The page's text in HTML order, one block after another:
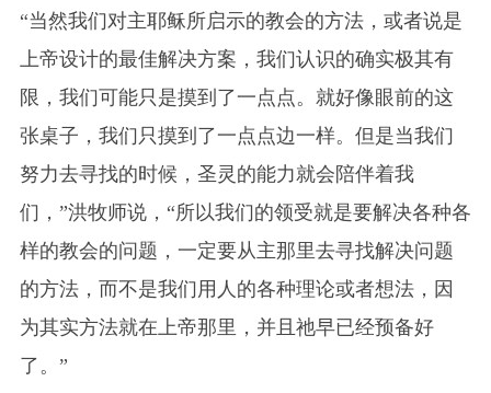
“当然我们对主耶稣所启示的教会的方法，或者说是
上帝设计的最佳解决方案，我们认识的确实极其有
限，我们可能只是摸到了一点点。就好像眼前的这
张桌子，我们只摸到了一点点边一样。但是当我们
努力去寻找的时候，圣灵的能力就会陪伴着我
们，”洪牧师说，“所以我们的领受就是要解决各种各
样的教会的问题，一定要从主那里去寻找解决问题
的方法，而不是我们用人的各种理论或者想法，因
为其实方法就在上帝那里，并且祂早已经预备好
了。”